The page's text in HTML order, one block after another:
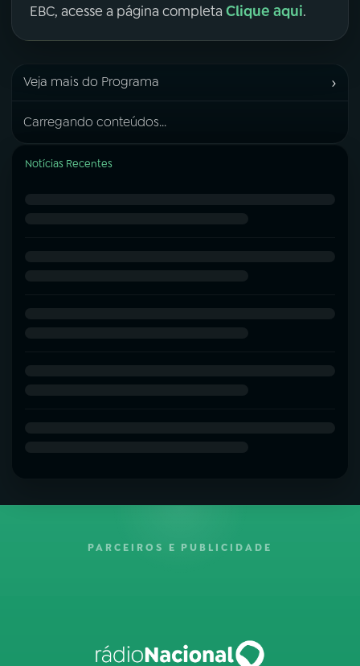
EBC, acesse a página completa Clique aqui.
Veja mais do Programa ›
Carregando conteúdos...
Notícias Recentes
PARCEIROS E PUBLICIDADE